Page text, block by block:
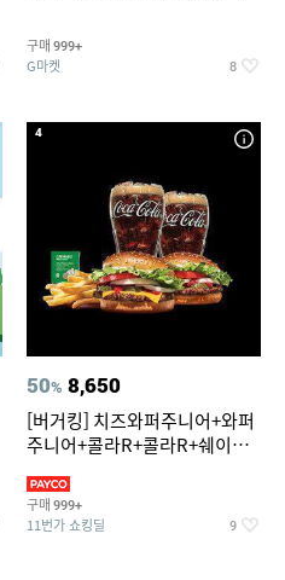
구매 999+
G마켓 8
4
50% 8,650
[버거킹] 치즈와퍼주니어+와퍼
주니어+콜라R+콜라R+쉐이킹
구매 999+
11번가 쇼킹딜 9